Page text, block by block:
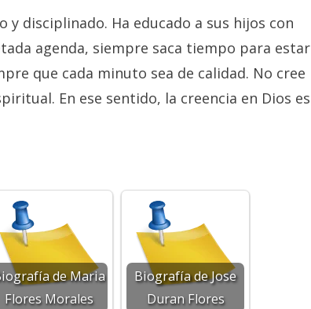
y disciplinado. Ha educado a sus hijos con
agenda, siempre saca tiempo para estar
que cada minuto sea de calidad. No cree
En ese sentido, la creencia en Dios es
de Maria
Flores Morales
Biografía de Jose
Duran Flores